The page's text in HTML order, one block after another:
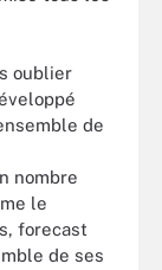
oublier
de
nombre
le
forecast
de ses